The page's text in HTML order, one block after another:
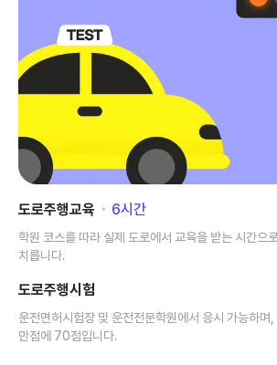
도로주행교육 ･ 6시간
학원 코스를 따라 실제 도로에서 교육을 받는 시간으
치릅니다.
도로주행시험
운전면허시험장 및 운전전문학원에서 응시 가능하
만점에 70점입니다.